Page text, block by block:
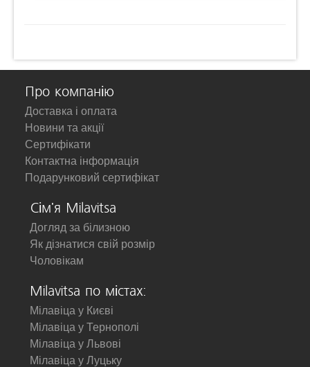
Про компанію
Доставка і оплата
Новини та акції
Сертифікати
Контактна інформація
Подарунковий сертифікат
Сім'я Milavitsa
Догляд за білизною
Як дізнатися свій розмір
Чоловікам
Milavitsa по містах:
Мілавіца у Києві
Мілавіца у Тернополі
Мілавіца у Львові
Мілавіца у Луцьку